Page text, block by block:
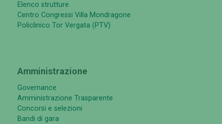
Elenco strutture
Centro Congressi Villa Mondragone
Policlinico Tor Vergata (PTV)
Amministrazione
Governance
Amministrazione Trasparente
Concorsi e selezioni
Bandi di gara